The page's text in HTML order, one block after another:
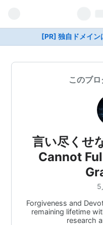
[PR] 独自ドメイン
このブ
言い尽くせ
Cannot
5
Forgiveness and
remaining lifetime
research